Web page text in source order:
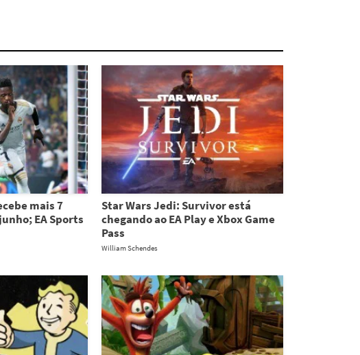
mais 7
EA Sports
Star Wars Jedi: Survivor está
chegando ao EA Play e Xbox Game
Pass
William Schendes